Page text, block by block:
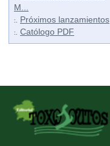
M...
:. Próximos lanzamientos
:. Católogo PDF